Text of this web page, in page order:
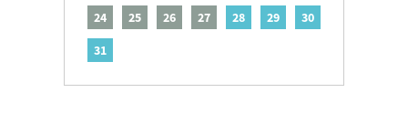
24
25 26 27 28 29
30
31